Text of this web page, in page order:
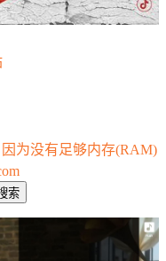
因为没有足够内存(RAM)